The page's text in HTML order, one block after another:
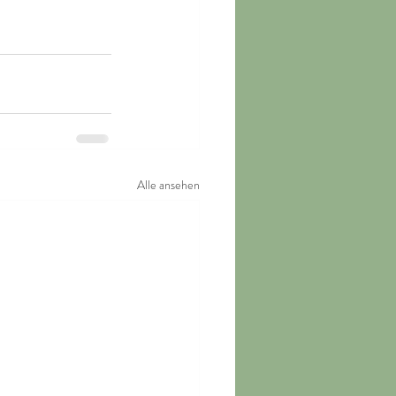
Alle ansehen